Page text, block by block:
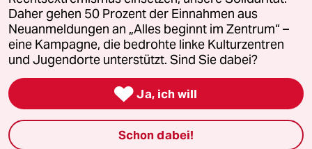
Feedback Redaktionsstatut Kommune-Richtlinien
Leitlinie Informant Datenschutz Impressum AGB
Seitenwende Einwilligungen widerrufen (Ads)
Daher gehen 50 Prozent der Einnahmen aus
Neuanmeldungen an „Alles beginnt im Zentrum“ –
eine Kampagne, die bedrohte linke Kulturzentren
und Jugendorte unterstützt. Sind Sie dabei?
 Ja, ich will
Schon dabei!